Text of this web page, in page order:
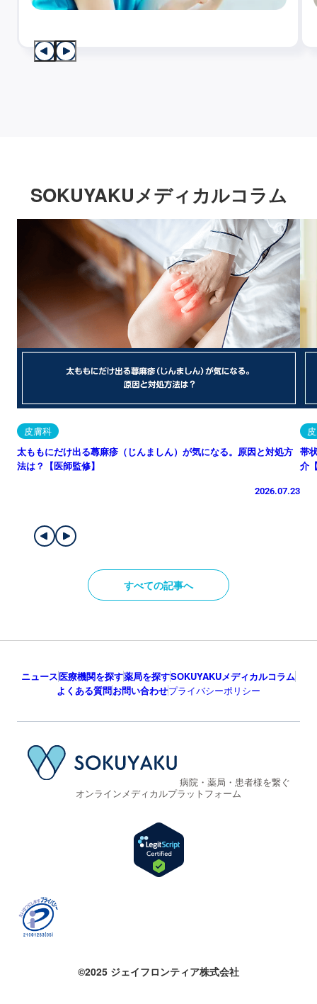
SOKUYAKUメディカルコラム
皮膚科
太ももにだけ出る蕁麻疹（じんましん）が気になる。原因と対処方
法は？【医師監修】
2026.07.23
帯
介
すべての記事へ
ニュース医療機関を探す薬局を探すSOKUYAKUメディカルコラム
よくある質問お問い合わせプライバシーポリシー
病院・薬局・患者様を繋ぐ
オンラインメディカルプラットフォーム
©2025 ジェイフロンティア株式会社